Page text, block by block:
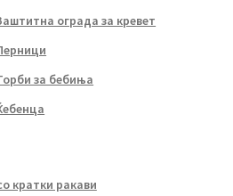
ограда за кревет
за бебиња
кратки ракави